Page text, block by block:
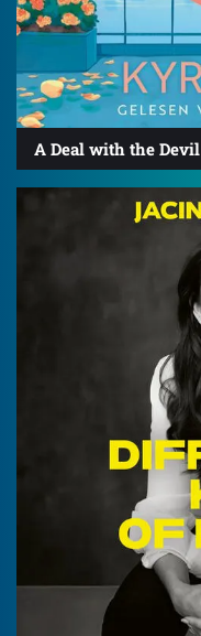
A Deal with the Devil